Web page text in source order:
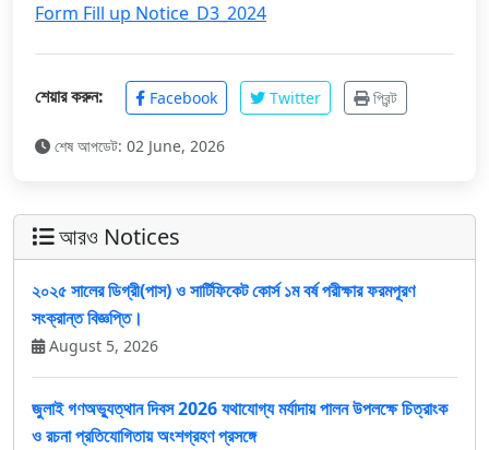
Form Fill up Notice_D3_2024
শেয়ার করুন: Facebook Twitter প্রিন্ট
শেষ আপডেট: 02 June, 2026
আরও Notices
২০২৫ সালের ডিগ্রী(পাস) ও সার্টিফিকেট কোর্স ১ম বর্ষ পরীক্ষার ফরমপূরণ
সংক্রান্ত বিজ্ঞপ্তি।
August 5, 2026
জুলাই গণঅভ্যুত্থান দিবস 2026 যথাযোগ্য মর্যাদায় পালন উপলক্ষে চিত্রাংক
ও রচনা প্রতিযোগিতায় অংশগ্রহণ প্রসঙ্গে